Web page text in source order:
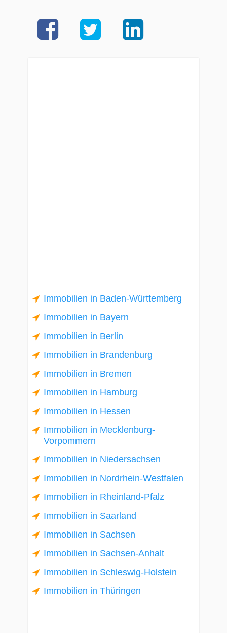
Immobilien in Baden-Württemberg
Immobilien in Bayern
Immobilien in Berlin
Immobilien in Brandenburg
Immobilien in Bremen
Immobilien in Hamburg
Immobilien in Hessen
Immobilien in Mecklenburg-
Vorpommern
Immobilien in Niedersachsen
Immobilien in Nordrhein-Westfalen
Immobilien in Rheinland-Pfalz
Immobilien in Saarland
Immobilien in Sachsen
Immobilien in Sachsen-Anhalt
Immobilien in Schleswig-Holstein
Immobilien in Thüringen